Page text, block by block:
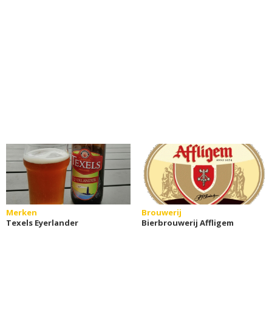
Merken
Texels Eyerlander
Brouwerij
Bierbrouwerij Affligem